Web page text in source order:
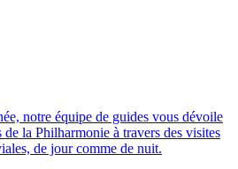
notre équipe de guides vous dévoile
de la Philharmonie à travers des visites
de jour comme de nuit.